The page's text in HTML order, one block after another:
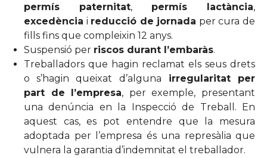
permís paternitat, permís lactància,
excedència i reducció de jornada per cura de
fills fins que compleixin 12 anys.
Suspensió per riscos durant l’embaràs.
Treballadors que hagin reclamat els seus drets
o s’hagin queixat d’alguna irregularitat per
part de l’empresa, per exemple, presentant
una denúncia en la Inspecció de Treball. En
aquest cas, es pot entendre que la mesura
adoptada per l’empresa és una represàlia que
vulnera la garantia d’indemnitat el treballador.